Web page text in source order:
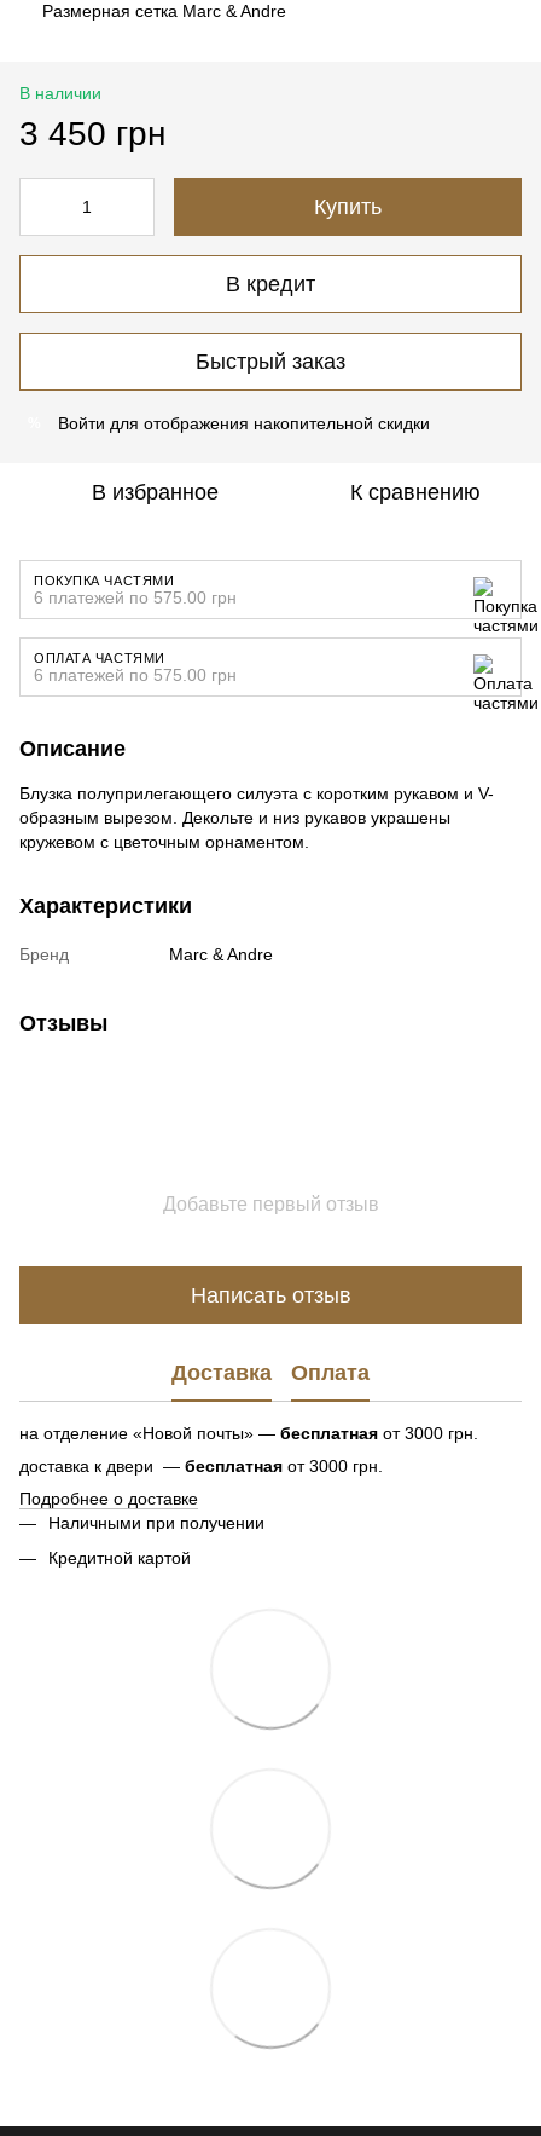
Размерная сетка Marc & Andre
В наличии
3 450 грн
Купить
В кредит
Быстрый заказ
Войти для отображения накопительной скидки
В избранное К сравнению
ПОКУПКА ЧАСТЯМИ
6 платежей по 575.00 грн
ОПЛАТА ЧАСТЯМИ
6 платежей по 575.00 грн
Описание
Блузка полуприлегающего силуэта с коротким рукавом и V-
образным вырезом. Декольте и низ рукавов украшены
кружевом с цветочным орнаментом.
Характеристики
Бренд Marc & Andre
Отзывы
Добавьте первый отзыв
Написать отзыв
Доставка Оплата
на отделение «Новой почты» — бесплатная от 3000 грн.
доставка к двери — бесплатная от 3000 грн.
Подробнее о доставке
Наличными при получении
Кредитной картой